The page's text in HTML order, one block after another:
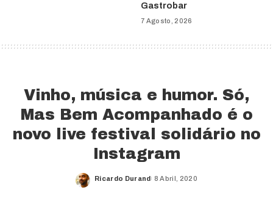
Gastrobar
7 Agosto, 2026
Vinho, música e humor. Só,
Mas Bem Acompanhado é o
novo live festival solidário no
Instagram
Posted
Ricardo Durand 8 Abril, 2020